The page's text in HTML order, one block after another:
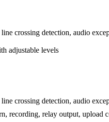
crossing detection, audio
adjustable levels
crossing detection, audio
recording, relay output, upload